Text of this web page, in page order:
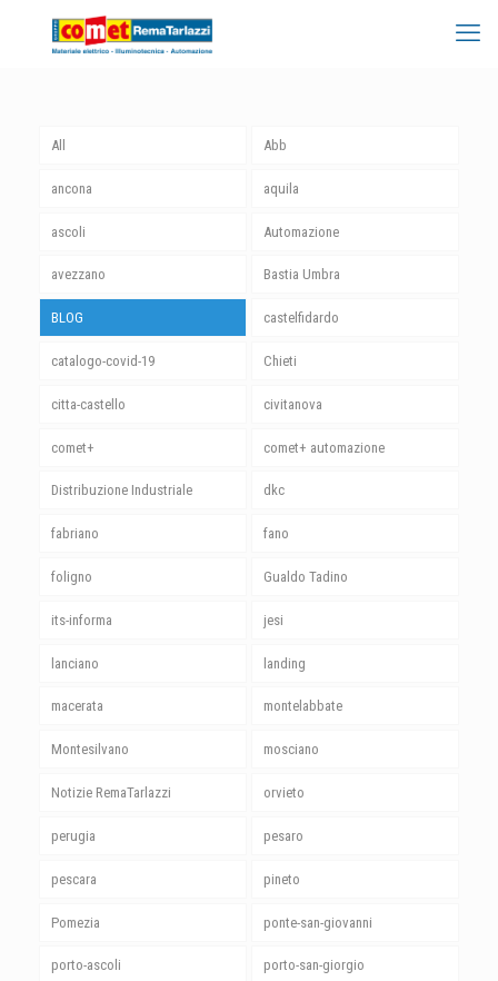
All Abb
ancona aquila
ascoli Automazione
avezzano Bastia Umbra
BLOG castelfidardo
catalogo-covid-19 Chieti
citta-castello civitanova
comet+ comet+ automazione
Distribuzione Industriale dkc
fabriano fano
foligno Gualdo Tadino
its-informa jesi
lanciano landing
macerata montelabbate
Montesilvano mosciano
Notizie RemaTarlazzi orvieto
perugia pesaro
pescara pineto
Pomezia ponte-san-giovanni
porto-ascoli porto-san-giorgio